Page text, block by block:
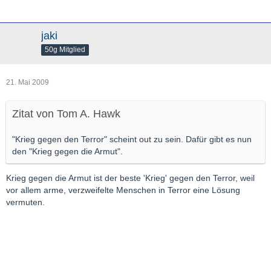
jaki
50g Mitglied
21. Mai 2009
Zitat von Tom A. Hawk
"Krieg gegen den Terror" scheint out zu sein. Dafür gibt es nun
den "Krieg gegen die Armut".
Krieg gegen die Armut ist der beste 'Krieg' gegen den Terror, weil
vor allem arme, verzweifelte Menschen in Terror eine Lösung
vermuten.